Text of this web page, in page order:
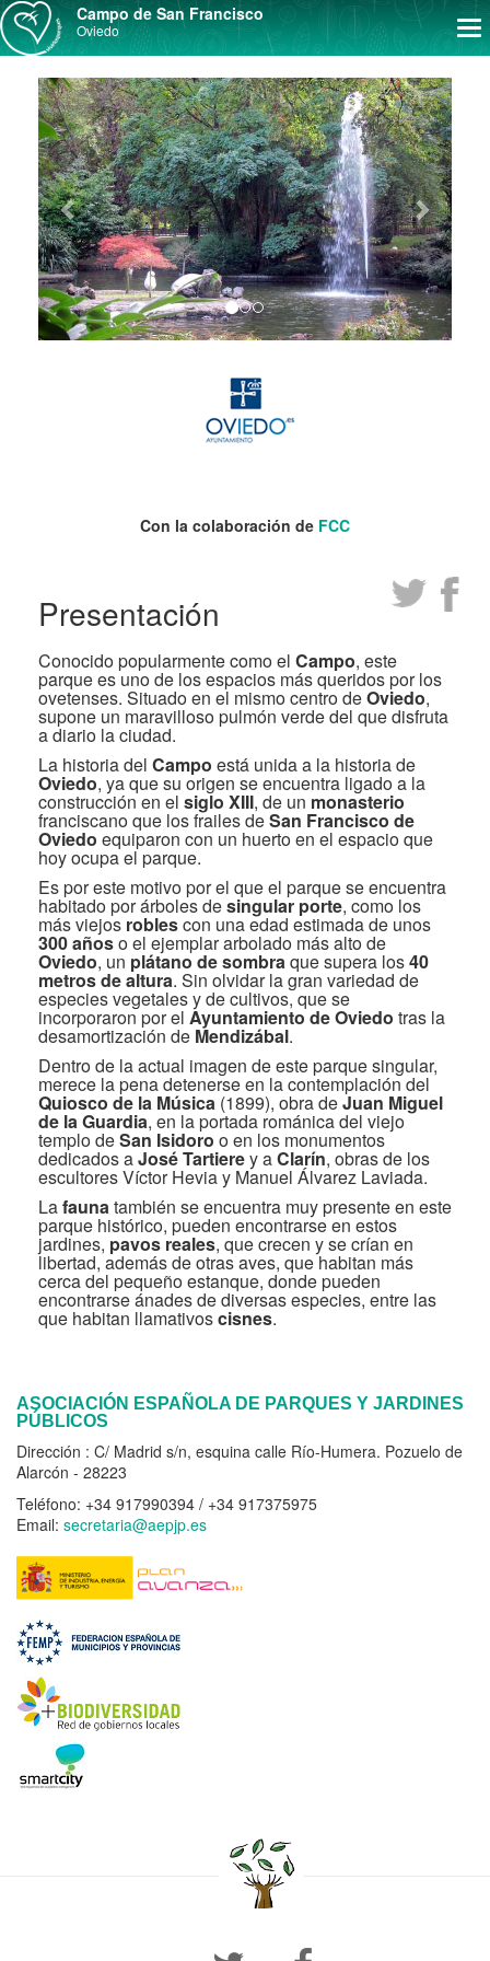
Campo de San Francisco
Oviedo
Con la colaboración de FCC
Presentación
Conocido popularmente como el Campo, este
parque es uno de los espacios más queridos por los
ovetenses. Situado en el mismo centro deOviedo,
supone un maravilloso pulmón verde del que disfruta
a diario la ciudad.
La historia del Campo está unida a la historia de
Oviedo, ya que su origen se encuentra ligado a la
construcción en el siglo XIII, de un monasterio
franciscano que los frailes deSan Francisco de
Oviedo equiparon con un huerto en el espacio que
hoy ocupa el parque.
Es por este motivo por el que el parque se encuentra
habitado por árboles desingular porte, como los
más viejos roblescon una edad estimada de unos
300 añoso el ejemplar arbolado más alto de
Oviedo, un plátano de sombra que supera los40
metros de altura. Sin olvidar la gran variedad de
especies vegetales y de cultivos, que se
incorporaron por el Ayuntamiento de Oviedo tras la
desamortización de Mendizábal.
Dentro de la actual imagen de este parque singular,
merece la pena detenerse en la contemplación del
Quiosco de la Música (1899), obra deJuan Miguel
de la Guardia, en la portada románica del viejo
templo deSan Isidoro o en los monumentos
dedicados aJosé Tartierey aClarín, obras de los
escultores Víctor Hevia y Manuel Álvarez Laviada.
Lafauna también se encuentra muy presente en este
parque histórico, pueden encontrarse en estos
jardines, pavos reales, que crecen y se crían en
libertad, además de otras aves, que habitan más
cerca del pequeño estanque, donde pueden
encontrarse ánades de diversas especies, entre las
que habitan llamativoscisnes.
ASOCIACIÓN ESPAÑOLA DE PARQUES Y JARDINES
PÚBLICOS
Dirección : C/ Madrid s/n, esquina calle Río-Humera. Pozuelo de
Alarcón - 28223
Teléfono: +34 917990394 / +34 917375975
Email: secretaria@aepjp.es